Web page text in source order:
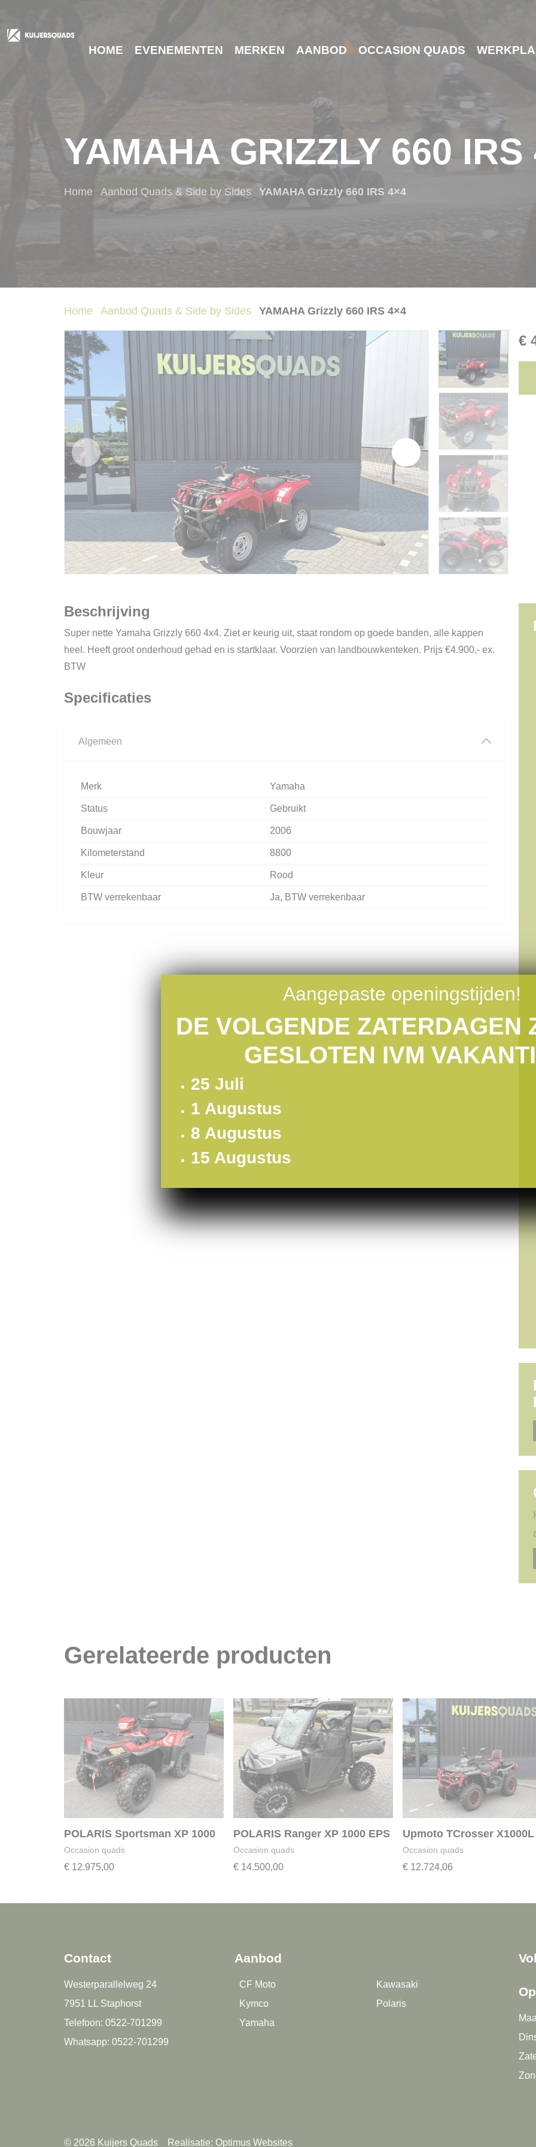
HOME EVENEMENTEN MERKEN AANBOD OCCASION QUADS
YAMAHA GRIZZLY 660 IRS
Home Aanbod Quads & Side by Sides YAMAHA Grizzly 660 IRS 4×4
Home Aanbod Quads & Side by Sides YAMAHA Grizzly 660 IRS 4×4
€
Beschrijving
Super nette Yamaha Grizzly 660 4x4. Ziet er keurig uit, staat rondom op goede banden, alle kappen
heel. Heeft groot onderhoud gehad en is startklaar. Voorzien van landbouwkenteken. Prijs €4.900,- ex.
BTW
Specificaties
Algemeen
Merk Yamaha
Status Gebruikt
Bouwjaar 2006
Kilometerstand 8800
Kleur Rood
BTW verrekenbaar Ja, BTW verrekenbaar
Gerelateerde producten
POLARIS Sportsman XP 1000
Occasion quads
€12.975,00
POLARIS Ranger XP 1000 EPS
Occasion quads
€14.500,00
Upmoto TCrosser X1000L
Occasion quads
€12.724,06
Contact
Westerparallelweg 24
7951 LL Staphorst
Telefoon: 0522-701299
Whatsapp: 0522-701299
Aanbod
CF Moto
Kawasaki
Kymco
Polaris
Yamaha
© 2026 Kuijers Quads Realisatie: Optimus Websites
Aangepaste openingstijden!
DE VOLGENDE ZATERDAGEN
GESLOTEN IVM
25 Juli
1 Augustus
8 Augustus
15 Augustus